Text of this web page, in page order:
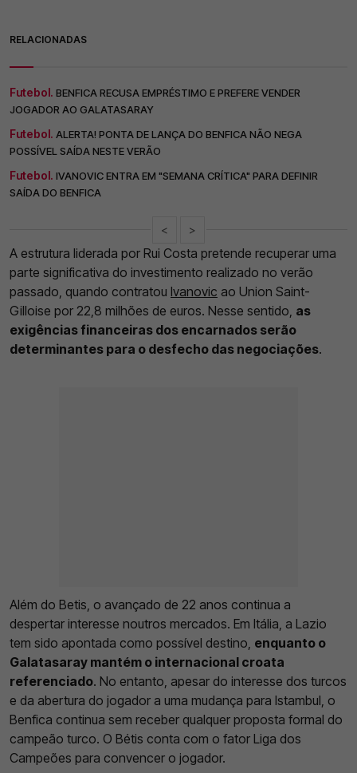
RELACIONADAS
Futebol. BENFICA RECUSA EMPRÉSTIMO E PREFERE VENDER
JOGADOR AO GALATASARAY
Futebol. ALERTA! PONTA DE LANÇA DO BENFICA NÃO NEGA
POSSÍVEL SAÍDA NESTE VERÃO
Futebol. IVANOVIC ENTRA EM "SEMANA CRÍTICA" PARA DEFINIR
SAÍDA DO BENFICA
< >
A estrutura liderada por Rui Costa pretende recuperar uma
parte significativa do investimento realizado no verão
passado, quando contratou Ivanovic ao Union Saint-
Gilloise por 22,8 milhões de euros. Nesse sentido, as
exigências financeiras dos encarnados serão
determinantes para o desfecho das negociações.
Além do Betis, o avançado de 22 anos continua a
despertar interesse noutros mercados. Em Itália, a Lazio
tem sido apontada como possível destino, enquanto o
Galatasaray mantém o internacional croata
referenciado. No entanto, apesar do interesse dos turcos
e da abertura do jogador a uma mudança para Istambul, o
Benfica continua sem receber qualquer proposta formal do
campeão turco. O Bétis conta com o fator Liga dos
Campeões para convencer o jogador.